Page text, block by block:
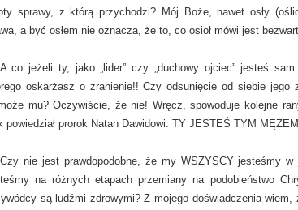
sprawy, z którą przychodzi? Mój Boże, nawet osły
a być osłem nie oznacza, że to, co osioł mówi jest
co jeżeli ty, jako „lider” czy „duchowy ojciec” jesteś
oskarżasz o zranienie!! Czy odsunięcie od siebie
mu? Oczywiście, że nie! Wręcz, spowoduje kolejne
powiedział prorok Natan Dawidowi: TY JESTEŚ TYM
nie jest prawdopodobne, że my WSZYSCY jesteśmy
na różnych etapach przemiany na podobieństwo
są ludźmi zdrowymi? Z mojego doświadczenia wiem,